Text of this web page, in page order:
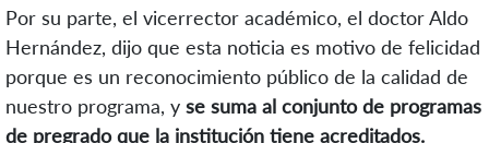
Por su parte, el vicerrector académico, el doctor Aldo
Hernández, dijo que esta noticia es motivo de felicidad
porque es un reconocimiento público de la calidad de
nuestro programa, y se suma al conjunto de programas
de pregrado que la institución tiene acreditados.